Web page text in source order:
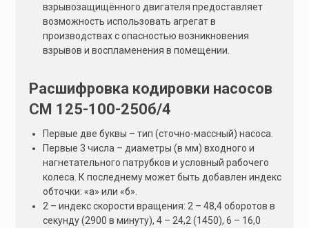
взрывозащищённого двигателя предоставляет
возможность использовать агрегат в
производствах с опасностью возникновения
взрывов и воспламенения в помещении.
Расшифровка кодировки насосов
СМ 125-100-250б/4
Первые две буквы – тип (сточно-массный) насоса.
Первые 3 числа – диаметры (в мм) входного и
нагнетательного патрубков и условный рабочего
колеса. К последнему может быть добавлен индекс
обточки: «а» или «б».
2 – индекс скорости вращения: 2 – 48,4 оборотов в
секунду (2900 в минуту), 4 – 24,2 (1450), 6 – 16,0